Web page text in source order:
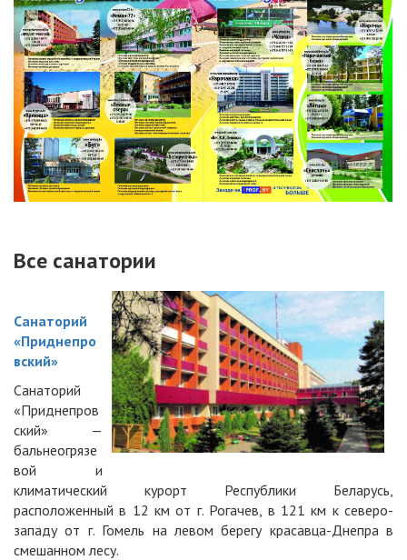
Все санатории
Санаторий
«Приднепро
вский»
Санаторий
«Приднепров
ский» —
бальнеогрязе
вой и
климатический курорт Республики Беларусь,
расположенный в 12 км от г. Рогачев, в 121 км к северо-
западу от г. Гомель на левом берегу красавца-Днепра в
смешанном лесу.